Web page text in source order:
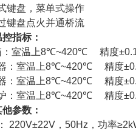
键盘，菜单式操作
键盘点火并通桥流
指标：
：室温上8℃~420℃ 精度
：室温上8℃~420℃ 精度
：室温上8℃~420℃ 精度
：室温上8℃~420℃ 精度
参数：
220V±22V ，50Hz ，功率